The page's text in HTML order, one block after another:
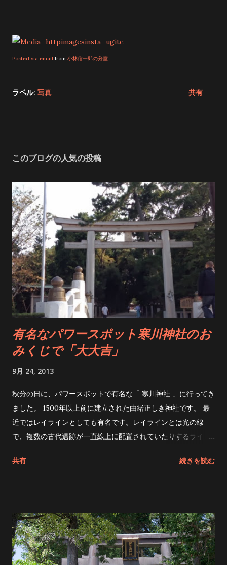
ずっと気になっていた天岩戸神社へお参りに行ってきました。
天孫降臨の地であり、高千穂峡でも有名なこの場所は、多くの
ご神体は、「天岩戸」と呼ばれる岩の洞窟です。日本神話で、
は約40メートルもある大きな岩窟なんです！ 直接近づくことは
きました。 西本宮で正式参拝を済ませた後、神職さんの案内で
いよいよ天岩戸へ。 その時に感じたのは、言葉では言い表せな
いほどの圧倒的なパワー！ 神聖な空気に包まれ、まるで全身に
エネルギーが流れ込んでくるようでした。 岩戸からは、言葉で
は表現できないほどの強い波動を感じます。 天岩戸は、遥拝所
からでも30メートルほど離れているのですが、距離を感じさせ
ないほどの力強さ。 こんなにも強いパワーを感じたのは初めて
かもしれません。 天孫降臨の地、高千穂。...
Posted via email from 小林信一郎の分室
ラベル: 写真 共有
このブログの人気の投稿
有名なパワースポット寒川神社のお
みくじで「大大吉」
9月 24, 2013
秋分の日に、パワースポットで有名な「 寒川神社 」に行ってき
ました。 1500年以上前に建立された由緒正しき神社です。 最
近ではレイラインとしても有名です。レイラインとは光の線
で、複数の古代遺跡が一直線上に配置されていたりするライン
士山 元伊勢神社 出雲大社 伊吹山 が一直線上に並ぶと言われて
りに行ってきました。 2度ほど寒川神社にはお参りに来ました
が、初めておみくじを引くことにしました。 家族全員おみくじ
を引きましたが、息子が引いたおみくじが「大大吉」 普通のお
共有 続きを読む